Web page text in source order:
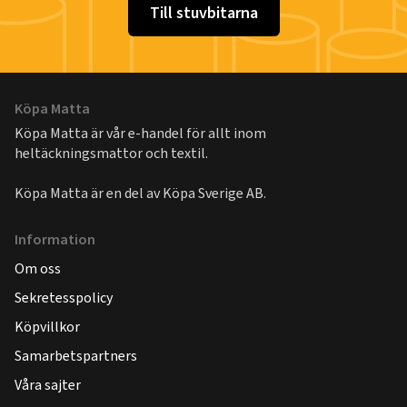
Till stuvbitarna
Köpa Matta
Köpa Matta är vår e-handel för allt inom
heltäckningsmattor och textil.
Köpa Matta är en del avKöpa Sverige AB.
Information
Om oss
Sekretesspolicy
Köpvillkor
Samarbetspartners
Våra sajter